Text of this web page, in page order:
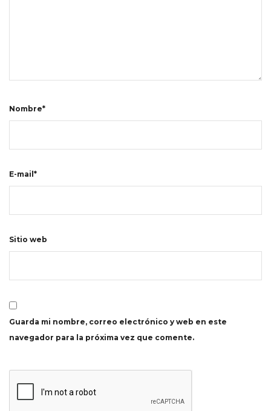
Nombre*
E-mail*
Sitio web
Guarda mi nombre, correo electrónico y web en este
navegador para la próxima vez que comente.